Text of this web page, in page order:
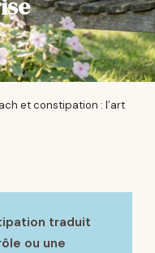
et constipation : l’art
traduit
ou une